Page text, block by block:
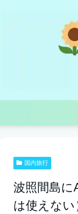
国内旅行
波照間島に
は使えない